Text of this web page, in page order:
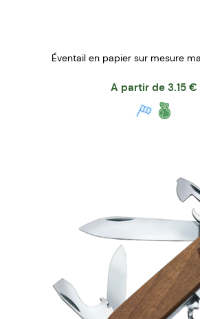
Éventail en papier sur mesure
A partir de 3.15 €